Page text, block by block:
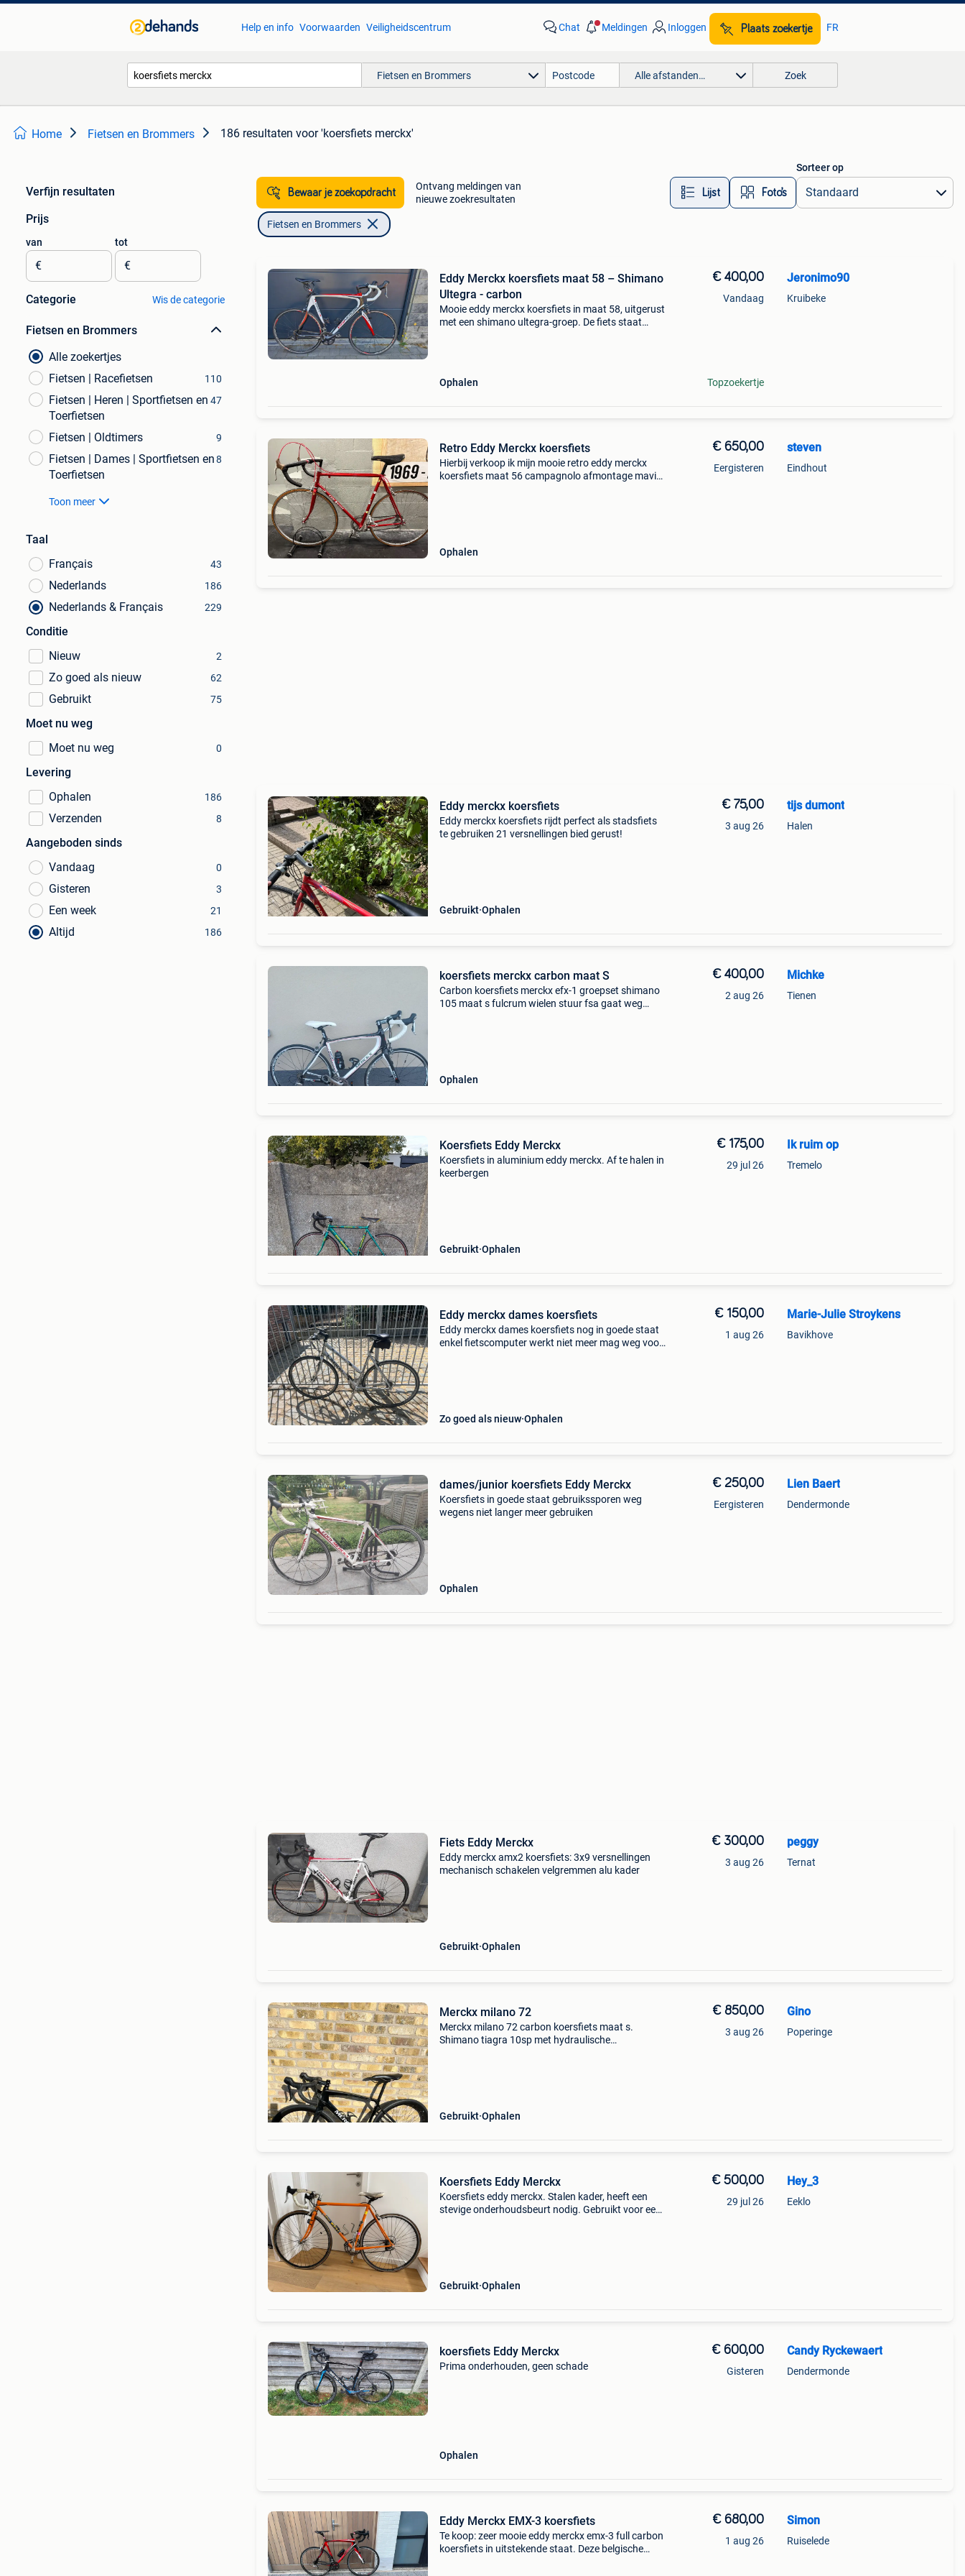
Help en info Voorwaarden Veiligheidscentrum Chat Meldingen Inloggen Plaats zoekertje FR
Fietsen en Brommers Alle afstanden… Zoek
Home Fietsen en Brommers 186 resultaten voor 'koersfiets merckx'
Verfijn resultaten
Prijs
van
€
tot
€
Categorie Wis de categorie
Fietsen en Brommers
Alle zoekertjes
Fietsen | Racefietsen
110
Fietsen | Heren | Sportfietsen en
Toerfietsen
47
Fietsen | Oldtimers 9
Fietsen | Dames | Sportfietsen en
Toerfietsen
8
Toon meer
Taal
Français
43
Nederlands 186
Nederlands & Français 229
Conditie
Nieuw
2
Zo goed als nieuw 62
Gebruikt 75
Moet nu weg
Moet nu weg
0
Levering
Ophalen
186
Verzenden 8
Aangeboden sinds
Vandaag
0
Gisteren 3
Een week 21
Altijd 186
Bewaar je zoekopdracht
Ontvang meldingen van
nieuwe zoekresultaten
Lijst Foto’s
Sorteer op
Fietsen en Brommers
Eddy Merckx koersfiets maat 58 – Shimano
Ultegra - carbon
Mooie eddy merckx koersfiets in maat 58, uitgerust
met een shimano ultegra-groep. De fiets staat
Ophalen
€ 400,00
Vandaag
Topzoekertje
Jeronimo90
Kruibeke
Retro Eddy Merckx koersfiets
Hierbij verkoop ik mijn mooie retro eddy merckx
koersfiets maat 56 campagnolo afmontage mavic
Ophalen
€ 650,00
Eergisteren
steven
Eindhout
Eddy merckx koersfiets
Eddy merckx koersfiets rijdt perfect als stadsfiets
te gebruiken 21 versnellingen bied gerust!
Gebruikt Ophalen
€ 75,00
3 aug 26
tijs dumont
Halen
koersfiets merckx carbon maat S
Carbon koersfiets merckx efx-1 groepset shimano
105 maat s fulcrum wielen stuur fsa gaat weg
Ophalen
€ 400,00
2 aug 26
Michke
Tienen
Koersfiets Eddy Merckx
Koersfiets in aluminium eddy merckx. Af te halen in
keerbergen
Gebruikt Ophalen
€ 175,00
29 jul 26
Ik ruim op
Tremelo
Eddy merckx dames koersfiets
Eddy merckx dames koersfiets nog in goede staat
enkel fietscomputer werkt niet meer mag weg voor
Zo goed als nieuw Ophalen
€ 150,00
1 aug 26
Marie-Julie Stroykens
Bavikhove
dames/junior koersfiets Eddy Merckx
Koersfiets in goede staat gebruikssporen weg
wegens niet langer meer gebruiken
Ophalen
€ 250,00
Eergisteren
Lien Baert
Dendermonde
Fiets Eddy Merckx
Eddy merckx amx2 koersfiets: 3x9 versnellingen
mechanisch schakelen velgremmen alu kader
Gebruikt Ophalen
€ 300,00
3 aug 26
peggy
Ternat
Merckx milano 72
Merckx milano 72 carbon koersfiets maat s.
Shimano tiagra 10sp met hydraulische
Gebruikt Ophalen
€ 850,00
3 aug 26
Gino
Poperinge
Koersfiets Eddy Merckx
Koersfiets eddy merckx. Stalen kader, heeft een
stevige onderhoudsbeurt nodig. Gebruikt voor een
Gebruikt Ophalen
€ 500,00
29 jul 26
Hey_3
Eeklo
koersfiets Eddy Merckx
Prima onderhouden, geen schade
Ophalen
€ 600,00
Gisteren
Candy Ryckewaert
Dendermonde
Eddy Merckx EMX-3 koersfiets
Te koop: zeer mooie eddy merckx emx-3 full carbon
koersfiets in uitstekende staat. Deze belgische
€ 680,00
1 aug 26
Simon
Ruiselede